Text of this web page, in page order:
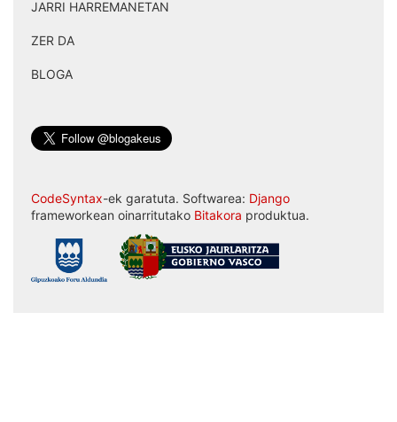
JARRI HARREMANETAN
ZER DA
BLOGA
CodeSyntax-ek garatuta. Softwarea: Django
frameworkean oinarritutako Bitakora produktua.